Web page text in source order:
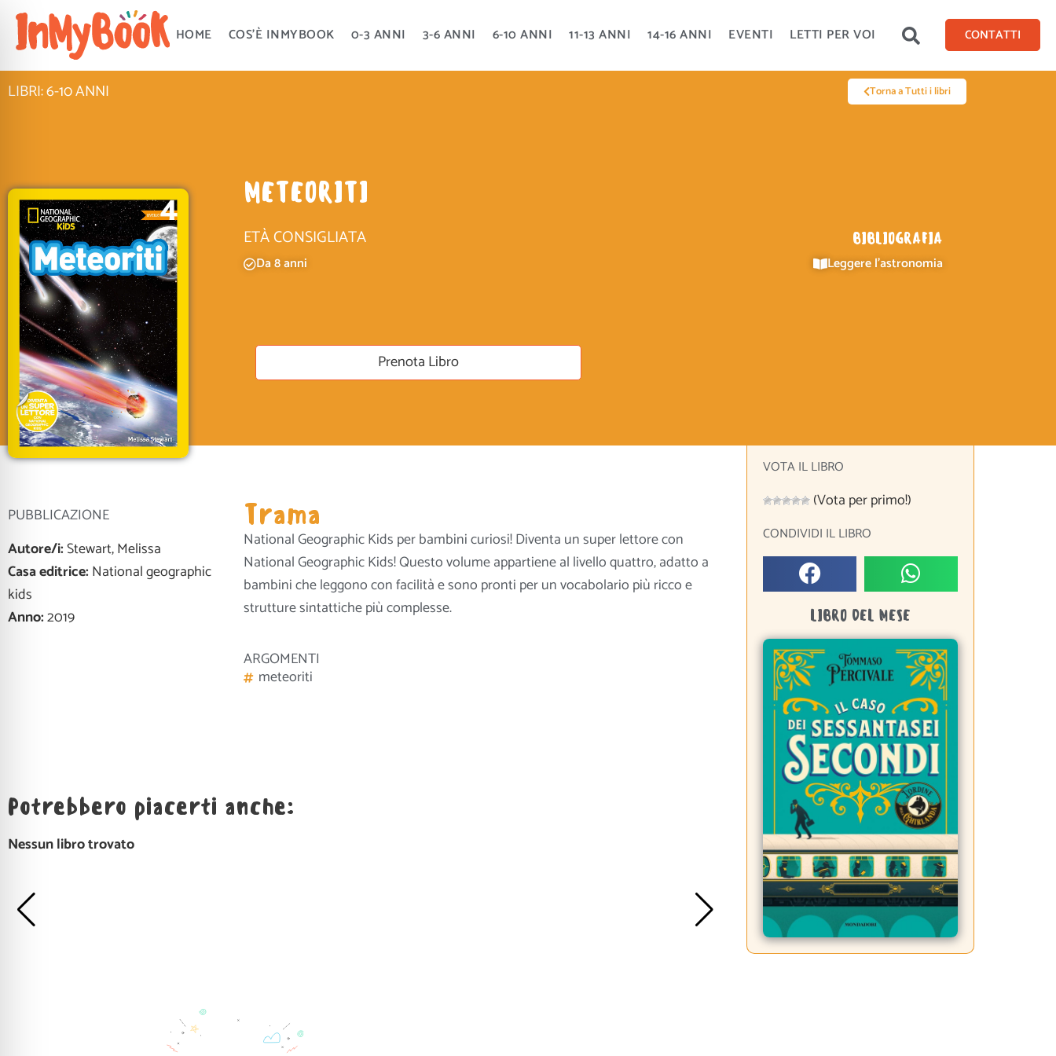
Vai
contenuto
HOME COS’È INMYBOOK 0-3 ANNI 3-6 ANNI 6-10 ANNI 11-13 ANNI 14-16 ANNI EVENTI LETTI PER VOI CONTATTI
LIBRI: 6-10 ANNI Torna a Tutti i libri
METEORITI
ETÀ CONSIGLIATA
Da 8 anni
BIBLIOGRAFIA
Leggere l'astronomia
Prenota Libro
PUBBLICAZIONE
Autore/i:Stewart, Melissa
Casa editrice:National geographic
kids
Anno:2019
Trama
National Geographic Kids per bambini curiosi! Diventa un super lettore con
National Geographic Kids! Questo volume appartiene al livello quattro, adatto a
bambini che leggono con facilità e sono pronti per un vocabolario più ricco e
strutture sintattiche più complesse.
ARGOMENTI
meteoriti
Potrebbero piacerti anche:
Nessun libro trovato
VOTA IL LIBRO
(Vota per primo!)
CONDIVIDI IL LIBRO
LIBRO DEL MESE